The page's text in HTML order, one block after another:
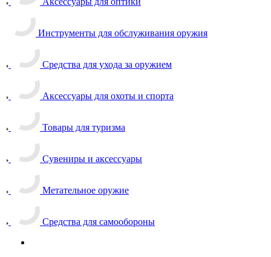
Инструменты для обслуживания оружия
Средства для ухода за оружием
Аксессуары для охоты и спорта
Товары для туризма
Сувениры и аксессуары
Метательное оружие
Средства для самообороны